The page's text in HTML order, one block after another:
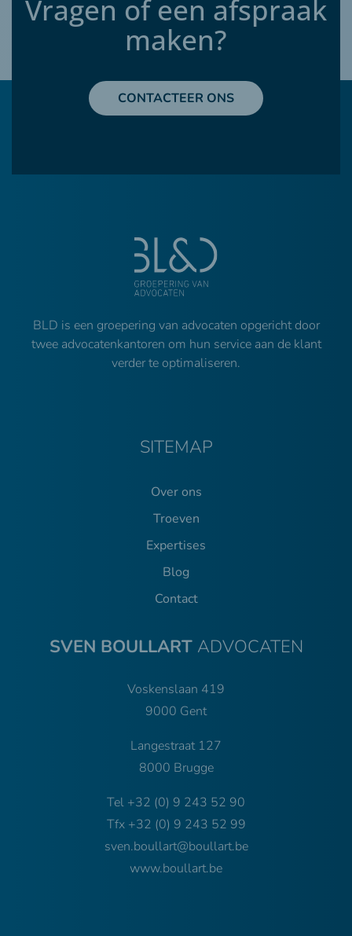
Vragen of een afspraak
maken?
CONTACTEER ONS
BLD is een groepering van advocaten opgericht door
twee advocatenkantoren om hun service aan de klant
verder te optimaliseren.
SVEN BOULLARTADVOCATEN
Voskenslaan 419
9000 Gent
Langestraat 127
8000 Brugge
Tel +32 (0) 9 243 52 90
Tfx +32 (0) 9 243 52 99
sven.boullart@boullart.be
www.boullart.be
SITEMAP
Over ons
Troeven
Expertises
Blog
Contact